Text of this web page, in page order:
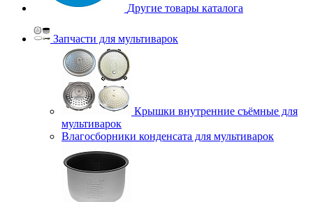
Другие товары каталога
Запчасти для мультиварок
Крышки внутренние съёмные для
мультиварок
Влагосборники конденсата для мультиварок